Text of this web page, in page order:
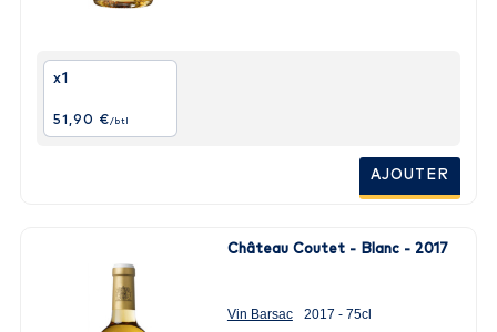
x1
51,90 €/btl
AJOUTER
Château Coutet - Blanc - 2017
Vin Barsac 2017 - 75cl